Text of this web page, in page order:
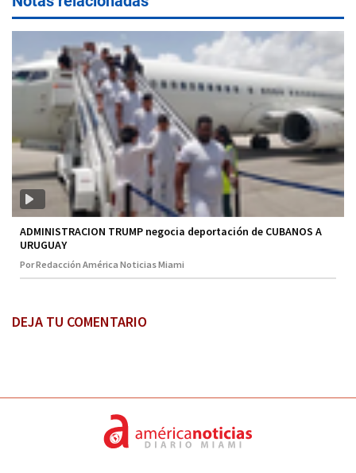
ADMINISTRACION TRUMP negocia deportación de CUBANOS A
URUGUAY
Por Redacción América Noticias Miami
DEJA TU COMENTARIO